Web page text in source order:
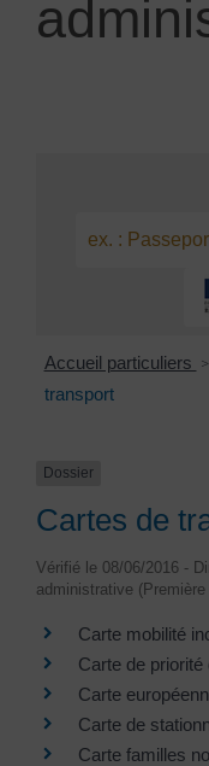
Accueil particuliers >
transport
Dossier
Cartes de
Vérifié le 08/06/2016 -
administrative
Carte mobilité
Carte de
Carte
Carte de
Carte familles